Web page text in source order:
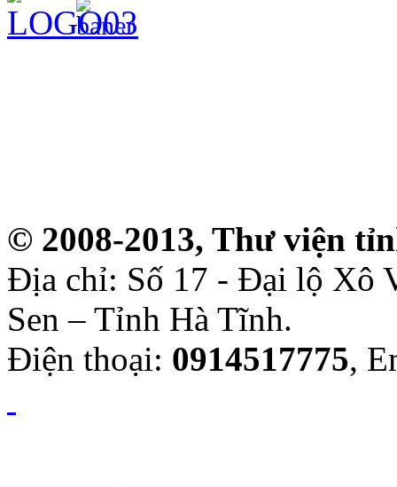
© 2008-2013, Thư viện
Địa chỉ: Số 17 - Đại lộ Xô
Sen – Tỉnh Hà Tĩnh.
Điện thoại: 0914517775,